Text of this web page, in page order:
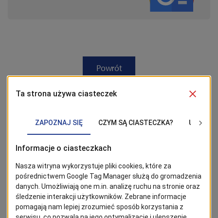
Powrót
Tagi
obrona
Zobacz również